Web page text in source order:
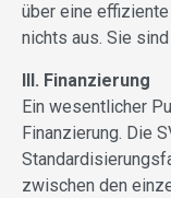
über eine
nichts aus. Sie
III. Finanzierung
Ein wesentlicher
Finanzierung. Die
zwischen den